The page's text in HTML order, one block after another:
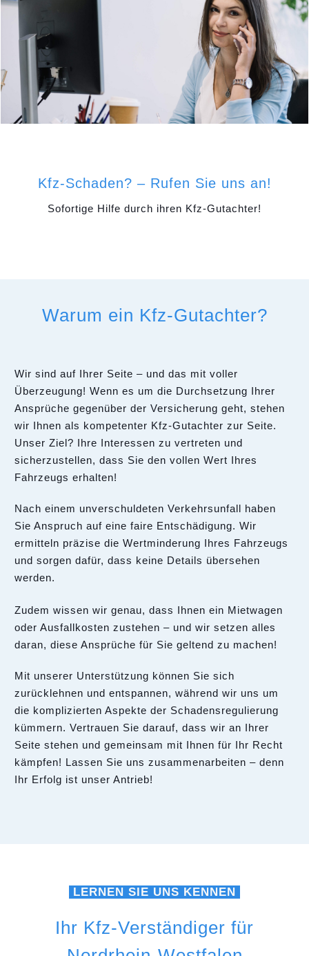
Kfz-Schaden? – Rufen Sie uns an!
Sofortige Hilfe durch ihren Kfz-Gutachter!
Warum ein Kfz-Gutachter?
Wir sind auf Ihrer Seite – und das mit voller
Überzeugung! Wenn es um die Durchsetzung Ihrer
Ansprüche gegenüber der Versicherung geht, stehen
wir Ihnen als kompetenter Kfz-Gutachter zur Seite.
Unser Ziel? Ihre Interessen zu vertreten und
sicherzustellen, dass Sie den vollen Wert Ihres
Fahrzeugs erhalten!
Nach einem unverschuldeten Verkehrsunfall haben
Sie Anspruch auf eine faire Entschädigung. Wir
ermitteln präzise die Wertminderung Ihres Fahrzeugs
und sorgen dafür, dass keine Details übersehen
werden.
Zudem wissen wir genau, dass Ihnen ein Mietwagen
oder Ausfallkosten zustehen – und wir setzen alles
daran, diese Ansprüche für Sie geltend zu machen!
Mit unserer Unterstützung können Sie sich
zurücklehnen und entspannen, während wir uns um
die komplizierten Aspekte der Schadensregulierung
kümmern. Vertrauen Sie darauf, dass wir an Ihrer
Seite stehen und gemeinsam mit Ihnen für Ihr Recht
kämpfen! Lassen Sie uns zusammenarbeiten – denn
Ihr Erfolg ist unser Antrieb!
LERNEN SIE UNS KENNEN
Ihr Kfz-Verständiger für